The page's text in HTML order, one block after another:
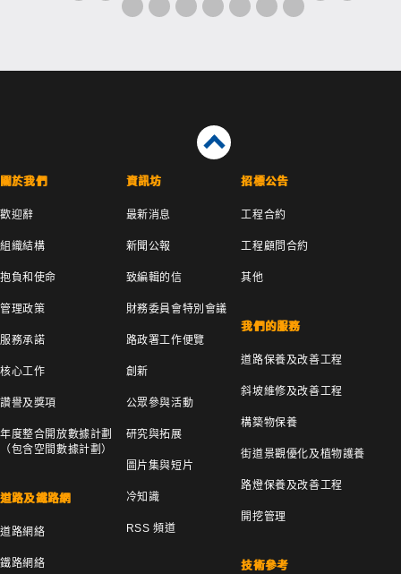
關於我們
歡迎辭
組織結構
抱負和使命
管理政策
服務承諾
核心工作
讚譽及獎項
年度整合開放數據計劃
（包含空間數據計劃）
道路及鐵路網
道路網絡
鐵路網絡
資訊坊
最新消息
新聞公報
致編輯的信
財務委員會特別會議
路政署工作便覽
創新
公眾參與活動
研究與拓展
圖片集與短片
冷知識
RSS 頻道
招標公告
工程合約
工程顧問合約
其他
我們的服務
道路保養及改善工程
斜坡維修及改善工程
構築物保養
街道景觀優化及植物護養
路燈保養及改善工程
開挖管理
技術參考